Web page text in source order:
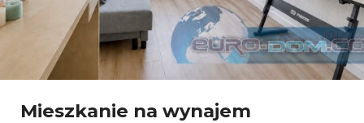
Mieszkanie na wynajem